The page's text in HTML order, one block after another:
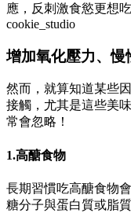
應，反刺激食慾更想
cookie_studio
增加氧化壓力、慢
然而，就算知道某些
接觸，尤其是這些美
常會忽略！
1.高醣食物
長期習慣吃高醣食物
糖分子與蛋白質或脂